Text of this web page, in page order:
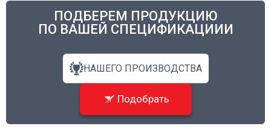
ПОДБЕРЕМ ПРОДУКЦИЮ
ПО ВАШЕЙ СПЕЦИФИКАЦИИИ
НАШЕГО ПРОИЗВОДСТВА
Подобрать